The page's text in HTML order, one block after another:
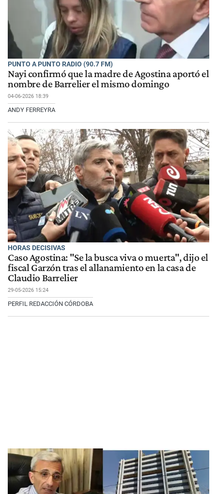
PUNTO A PUNTO RADIO (90.7 FM)
Nayi confirmó que la madre de Agostina aportó el
nombre de Barrelier el mismo domingo
04-06-2026 18:39
ANDY FERREYRA
HORAS DECISIVAS
Caso Agostina: "Se la busca viva o muerta", dijo el
fiscal Garzón tras el allanamiento en la casa de
Claudio Barrelier
29-05-2026 15:24
PERFIL REDACCIÓN CÓRDOBA